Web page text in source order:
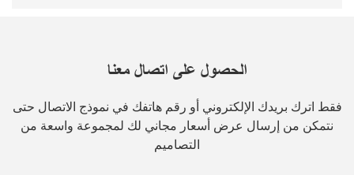
الحصول على اتصال معنا
فقط اترك بريدك الإلكتروني أو رقم هاتفك في نموذج الاتصال حتى
نتمكن من إرسال عرض أسعار مجاني لك لمجموعة واسعة من
التصاميم